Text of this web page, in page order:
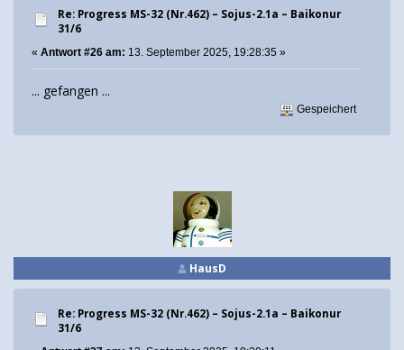
Re: Progress MS-32 (Nr.462) – Sojus-2.1а – Baikonur
31/6
« Antwort #26 am: 13. September 2025, 19:28:35 »
... gefangen ...
Gespeichert
HausD
Re: Progress MS-32 (Nr.462) – Sojus-2.1а – Baikonur
31/6